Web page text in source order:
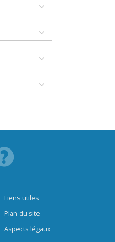
Liens utiles
Plan du site
Aspects légaux